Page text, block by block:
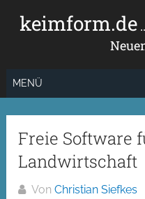
Inhaltkeimform.de
MENÜ
Freie Software
Landwirtschaft
VonChristian Siefkes